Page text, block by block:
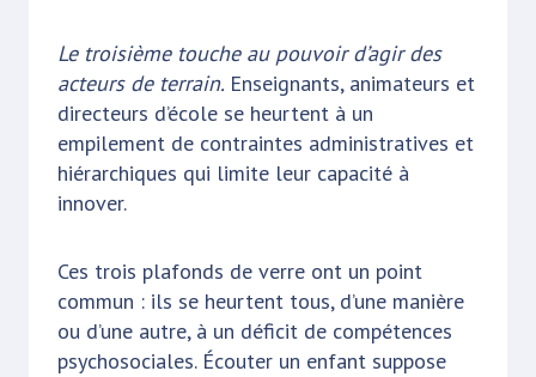
Le troisième touche au pouvoir d’agir des
acteurs de terrain. Enseignants, animateurs et
directeurs d’école se heurtent à un
empilement de contraintes administratives et
hiérarchiques qui limite leur capacité à
innover.
Ces trois plafonds de verre ont un point
commun : ils se heurtent tous, d’une manière
ou d’une autre, à un déficit de compétences
psychosociales. Écouter un enfant suppose